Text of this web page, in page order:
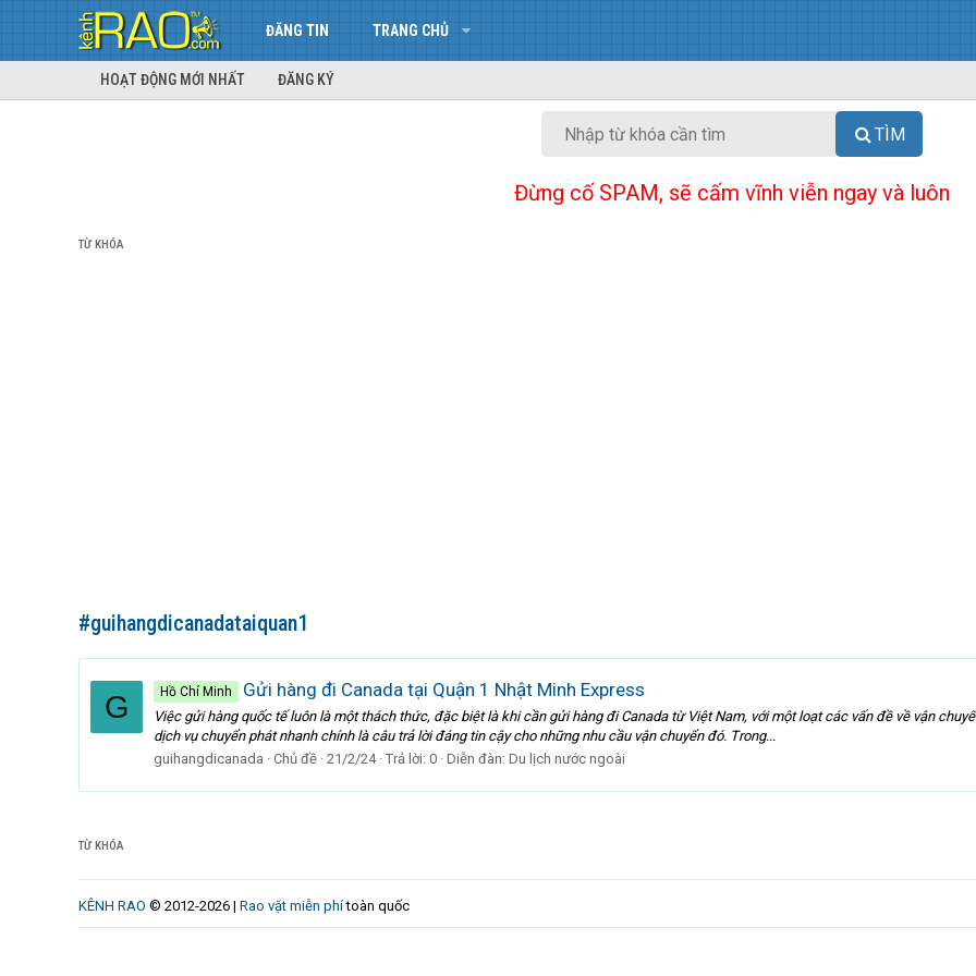
ĐĂNG TIN TRANG CHỦ
HOẠT ĐỘNG MỚI NHẤT ĐĂNG KÝ
TÌM
Đừng cố SPAM, sẽ cấm vĩnh viễn ngay và luôn
TỪ KHÓA
#guihangdicanadataiquan1
G Hồ Chí Minh Gửi hàng đi Canada tại Quận 1 Nhật Minh Express
Việc gửi hàng quốc tế luôn là một thách thức, đặc biệt là khi cần gửi hàng đi Canada từ Việt Nam, với một loạt các vấn đề về vận
dịch vụ chuyển phát nhanh chính là câu trả lời đáng tin cậy cho những nhu cầu vận chuyển đó. Trong...
guihangdicanada
Chủ đề 21/2/24 Trả lời: 0 Diễn đàn: Du lịch nước ngoài
TỪ KHÓA
KÊNH RAO © 2012-2026 | Rao vặt miễn phítoàn quốc